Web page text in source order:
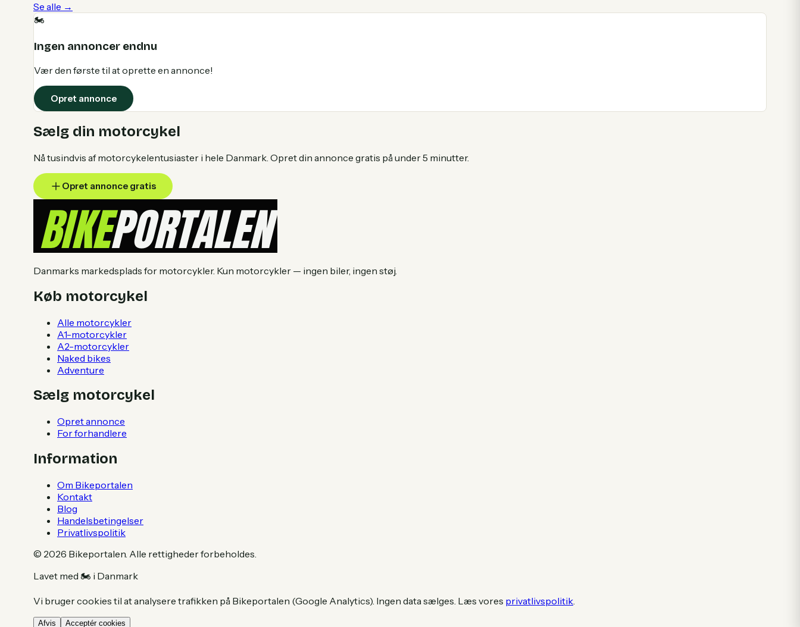
Se alle →
🏍️
Ingen annoncer endnu
Vær den første til at oprette en annonce!
Opret annonce
Sælg din motorcykel
Nå tusindvis af motorcykelentusiaster i hele Danmark. Opret din annonce gratis på under 5 minutter.
Opret annonce gratis
Danmarks markedsplads for motorcykler. Kun motorcykler — ingen biler, ingen støj.
Køb motorcykel
Alle motorcykler
A1-motorcykler
A2-motorcykler
Naked bikes
Adventure
Sælg motorcykel
Opret annonce
For forhandlere
Information
Om Bikeportalen
Kontakt
Blog
Handelsbetingelser
Privatlivspolitik
© 2026 Bikeportalen. Alle rettigheder forbeholdes.
Lavet med 🏍️ i Danmark
Vi bruger cookies til at analysere trafikken på Bikeportalen (Google Analytics). Ingen data sælges. Læs vores privatlivspolitik.
Afvis Acceptér cookies